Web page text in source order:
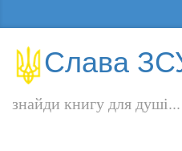
Слава
знайди книгу для душі...